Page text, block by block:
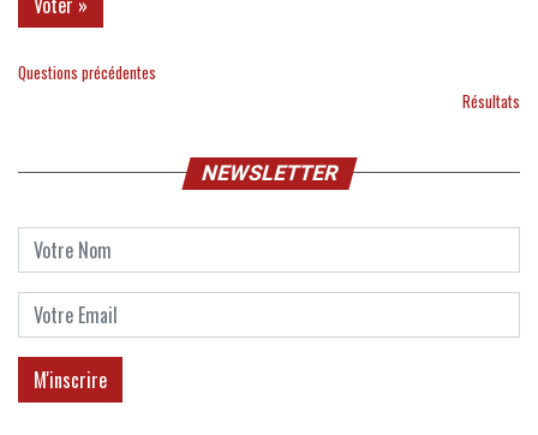
Questions précédentes
Résultats
NEWSLETTER